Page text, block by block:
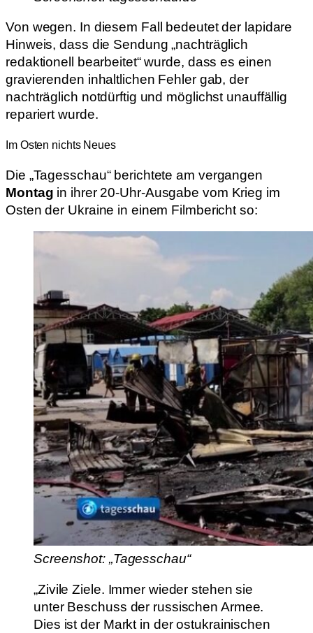
Von wegen. In diesem Fall bedeutet der lapidare
Hinweis, dass die Sendung „nachträglich
redaktionell bearbeitet“ wurde, dass es einen
gravierenden inhaltlichen Fehler gab, der
nachträglich notdürftig und möglichst unauffällig
repariert wurde.
Im Osten nichts Neues
Die „Tagesschau“ berichtete am vergangen
Montag in ihrer 20-Uhr-Ausgabe vom Krieg im
Osten der Ukraine in einem Filmbericht so:
Screenshot: „Tagesschau“
„Zivile Ziele. Immer wieder stehen sie
unter Beschuss der russischen Armee.
Dies ist der Markt in der ostukrainischen